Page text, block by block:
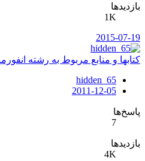
بازدیدها
1K
2015-07-19
کتابها و منابع مربوط به رشته
hidden_65
2011-12-05
پاسخ‌ها
7
بازدیدها
4K